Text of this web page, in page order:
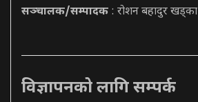
सञ्चालक/सम्पादक : रोशन बहादुर खड्का
विज्ञापनको लागि सम्पर्क